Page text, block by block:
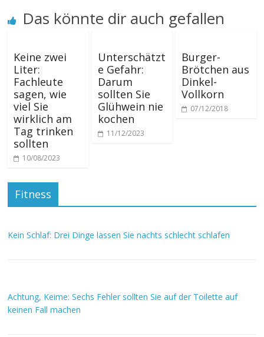
Das könnte dir auch gefallen
Keine zwei
Liter:
Fachleute
sagen, wie
viel Sie
wirklich am
Tag trinken
sollten
10/08/2023
Unterschätzt
e Gefahr:
Darum
sollten Sie
Glühwein nie
kochen
11/12/2023
Burger-
Brötchen aus
Dinkel-
Vollkorn
07/12/2018
Fitness
Kein Schlaf: Drei Dinge lassen Sie nachts schlecht schlafen
Achtung, Keime: Sechs Fehler sollten Sie auf der Toilette auf
keinen Fall machen